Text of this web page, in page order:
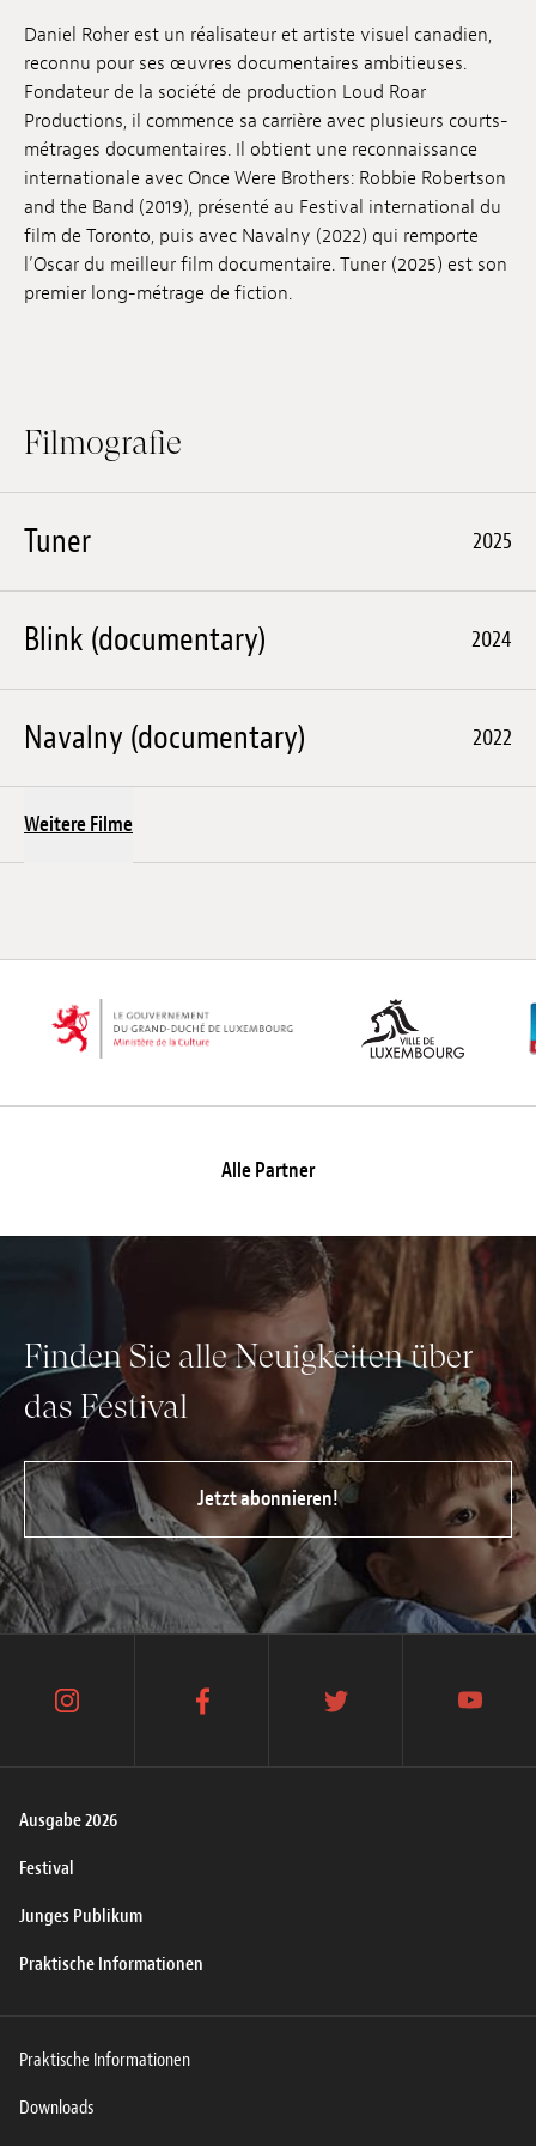
Anstellung
Einreichungen
Archives
Herunterladen
Daniel Roher est un réalisateur et artiste visuel canadien,
reconnu pour ses œuvres documentaires ambitieuses.
Fondateur de la société de production Loud Roar
Productions, il commence sa carrière avec plusieurs courts-
métrages documentaires. Il obtient une reconnaissance
internationale avec Once Were Brothers: Robbie Robertson
and the Band (2019), présenté au Festival international du
film de Toronto, puis avec Navalny (2022) qui remporte
l’Oscar du meilleur film documentaire. Tuner (2025) est son
premier long-métrage de fiction.
Filmografie
Tuner 2025
Blink (documentary) 2024
Navalny (documentary) 2022
Weitere Filme
Alle Partner
Finden Sie alle Neuigkeiten über
das Festival
Jetzt abonnieren!
Ausgabe 2026
Festival
Junges Publikum
Praktische Informationen
instagram facebook twitter youtube
Praktische Informationen
Downloads